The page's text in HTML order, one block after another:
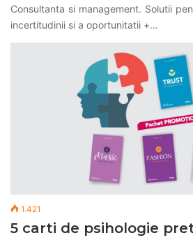
Consultanta si management. Solutii
incertitudinii si a oportunitatii +…
1.421
5 carti de psihologie